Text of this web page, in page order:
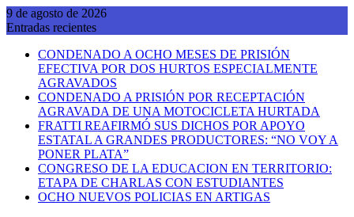
Saltar
al
9 de agosto de 2026
Entradas recientes
CONDENADO A OCHO MESES DE PRISIÓN
EFECTIVA POR DOS HURTOS ESPECIALMENTE
AGRAVADOS
CONDENADO A PRISIÓN POR RECEPTACIÓN
AGRAVADA DE UNA MOTOCICLETA HURTADA
FRATTI REAFIRMÓ SUS DICHOS POR APOYO
ESTATAL A GRANDES PRODUCTORES: “NO VOY A
PONER PLATA”
CONGRESO DE LA EDUCACION EN TERRITORIO:
ETAPA DE CHARLAS CON ESTUDIANTES
OCHO NUEVOS POLICIAS EN ARTIGAS